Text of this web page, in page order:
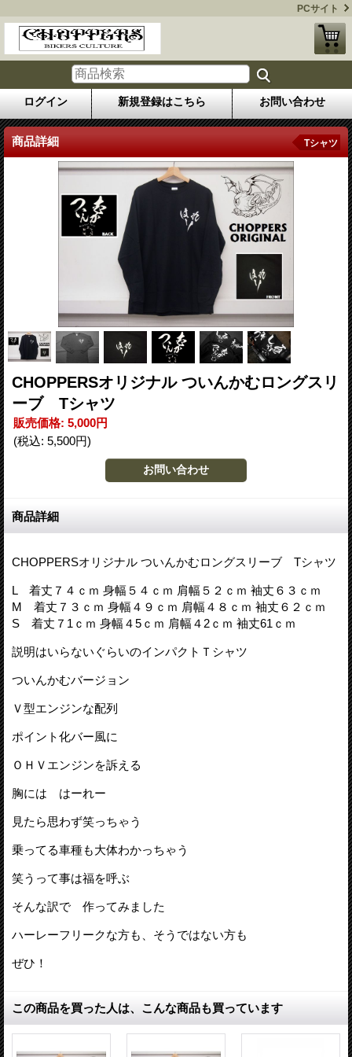
PCサイト
ログイン 新規登録はこちら お問い合わせ
商品詳細 Tシャツ
CHOPPERSオリジナル ついんかむロングスリ
ーブ Tシャツ
販売価格: 5,000円
(税込: 5,500円)
商品詳細
CHOPPERSオリジナル ついんかむロングスリーブ Tシャツ
L 着丈７４ｃｍ 身幅５４ｃｍ 肩幅５２ｃｍ 袖丈６３ｃｍ
M 着丈７３ｃｍ 身幅４９ｃｍ 肩幅４８ｃｍ 袖丈６２ｃｍ
S 着丈７1ｃｍ 身幅４5ｃｍ 肩幅４2ｃｍ 袖丈61ｃｍ
説明はいらないぐらいのインパクトＴシャツ
ついんかむバージョン
Ｖ型エンジンな配列
ポイント化バー風に
ＯＨＶエンジンを訴える
胸には はーれー
見たら思わず笑っちゃう
乗ってる車種も大体わかっちゃう
笑うって事は福を呼ぶ
そんな訳で 作ってみました
ハーレーフリークな方も、そうではない方も
ぜひ！
この商品を買った人は、こんな商品も買っています